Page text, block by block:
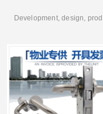
Development, design,